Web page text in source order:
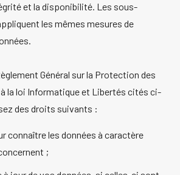
et la disponibilité. Les sous-
les mêmes mesures de
Général sur la Protection des
à la loi Informatique et Libertés cités ci-
des droits suivants :
connaître les données à caractère
;